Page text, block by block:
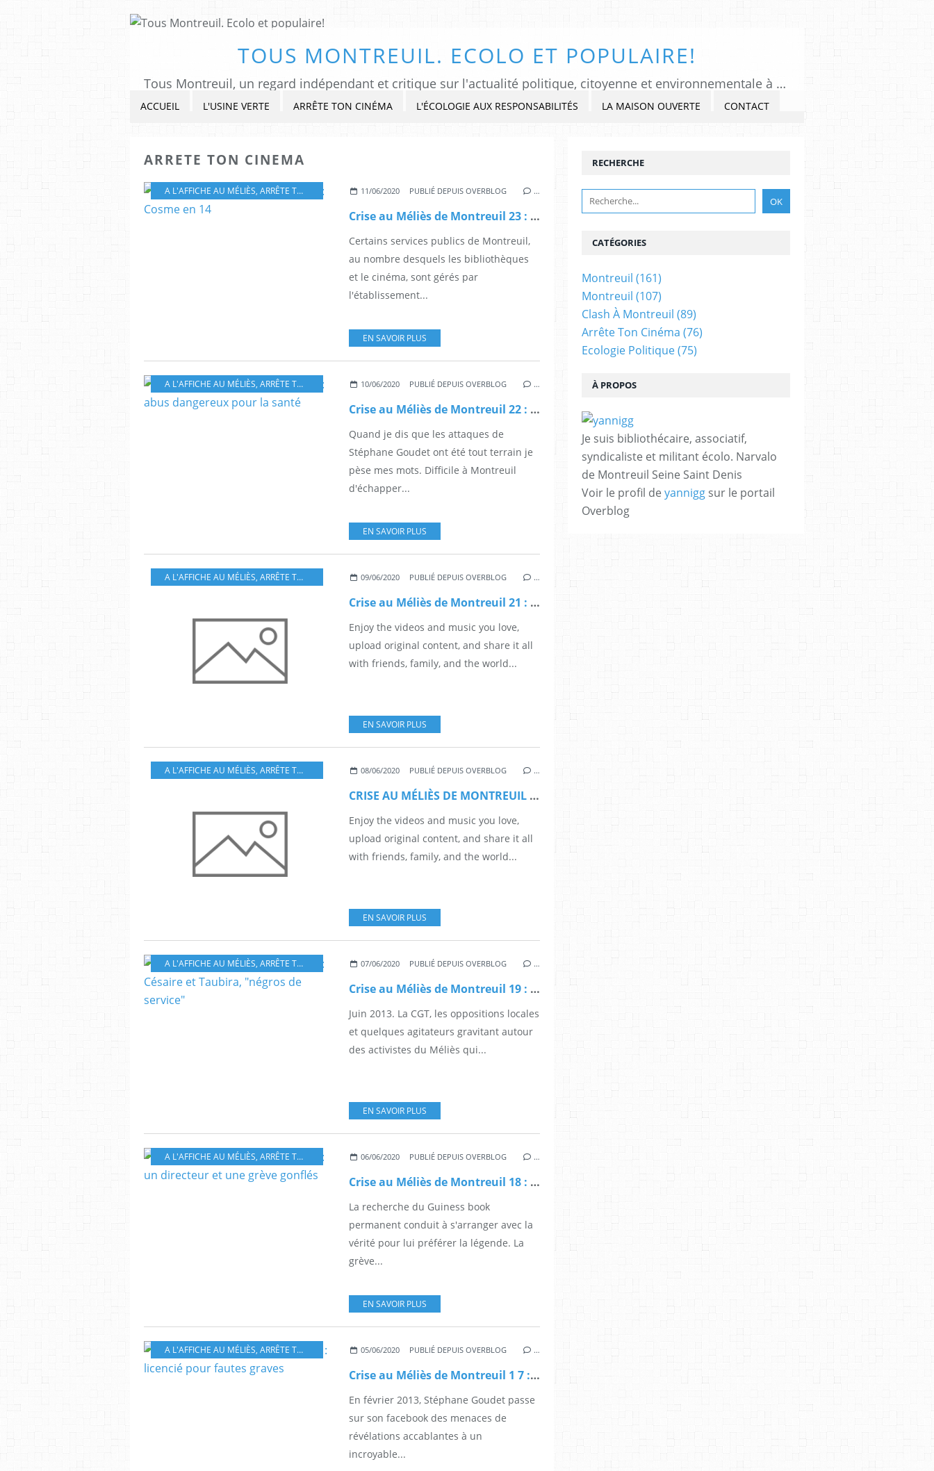
TOUS MONTREUIL. ECOLO ET POPULAIRE!
Tous Montreuil, un regard indépendant et critique sur l'actualité politique, citoyenne et environnementale à Montreuil sous Bois, Seine-Saint-Denis. Veiller, Lancer l'alerte, commenter et critiquer l'exercice du pouvoir, s'impliquer dans la Cité, au présent et au futur!
ACCUEIL L'USINE VERTE ARRÊTE TON CINÉMA L'ÉCOLOGIE AUX RESPONSABILITÉS LA MAISON OUVERTE CONTACT
ARRETE TON CINEMA
A L'AFFICHE AU MÉLIÈS, ARRÊTE TON CINÉMA MONTREUIL
11/06/2020 PUBLIÉ DEPUIS OVERBLOG …
Crise au Méliès de Montreuil 23 : Cosme en 14
Certains services publics de Montreuil,
au nombre desquels les bibliothèques
et le cinéma, sont gérés par
l'établissement...
EN SAVOIR PLUS
A L'AFFICHE AU MÉLIÈS, ARRÊTE TON CINÉMA MONTREUIL
10/06/2020 PUBLIÉ DEPUIS OVERBLOG …
Crise au Méliès de Montreuil 22 : abus dangereux pour la santé
Quand je dis que les attaques de
Stéphane Goudet ont été tout terrain je
pèse mes mots. Difficile à Montreuil
d'échapper...
EN SAVOIR PLUS
A L'AFFICHE AU MÉLIÈS, ARRÊTE TON CINÉMA MONTREUIL
09/06/2020 PUBLIÉ DEPUIS OVERBLOG …
Crise au Méliès de Montreuil 21 : le cinéma public volé aux quartiers populaires
Enjoy the videos and music you love,
upload original content, and share it all
with friends, family, and the world...
EN SAVOIR PLUS
A L'AFFICHE AU MÉLIÈS, ARRÊTE TON CINÉMA MONTREUIL
08/06/2020 PUBLIÉ DEPUIS OVERBLOG …
CRISE AU MÉLIÈS DE MONTREUIL 20 : ce qui nous reste
Enjoy the videos and music you love,
upload original content, and share it all
with friends, family, and the world...
EN SAVOIR PLUS
A L'AFFICHE AU MÉLIÈS, ARRÊTE TON CINÉMA MONTREUIL
07/06/2020 PUBLIÉ DEPUIS OVERBLOG …
Crise au Méliès de Montreuil 19 : Césaire et Taubira, "négros de service"
Juin 2013. La CGT, les oppositions locales
et quelques agitateurs gravitant autour
des activistes du Méliès qui...
EN SAVOIR PLUS
A L'AFFICHE AU MÉLIÈS, ARRÊTE TON CINÉMA MONTREUIL
06/06/2020 PUBLIÉ DEPUIS OVERBLOG …
Crise au Méliès de Montreuil 18 : un directeur et une grève gonflés
La recherche du Guiness book
permanent conduit à s'arranger avec la
vérité pour lui préférer la légende. La
grève...
EN SAVOIR PLUS
A L'AFFICHE AU MÉLIÈS, ARRÊTE TON CINÉMA MONTREUIL
05/06/2020 PUBLIÉ DEPUIS OVERBLOG …
Crise au Méliès de Montreuil 1 7 : licencié pour fautes graves
En février 2013, Stéphane Goudet passe
sur son facebook des menaces de
révélations accablantes à un
incroyable...
RECHERCHE
À PROPOS
Je suis bibliothécaire, associatif,
syndicaliste et militant écolo. Narvalo
de Montreuil Seine Saint Denis
Voir le profil de yannigg sur le portail
Overblog
CATÉGORIES
Montreuil (161)
Montreuil (107)
Clash À Montreuil (89)
Arrête Ton Cinéma (76)
Ecologie Politique(75)